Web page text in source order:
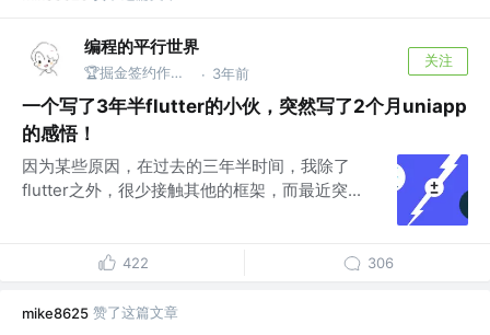
编程的平行世界
🏆掘金签约作者@Taxze · 3年前
关注
一个写了3年半flutter的小伙，突然写了2个月uniapp
的感悟！
因为某些原因，在过去的三年半时间，我除了
flutter之外，很少接触其他的框架，而最近突...
422 306
mike8625 赞了这篇文章